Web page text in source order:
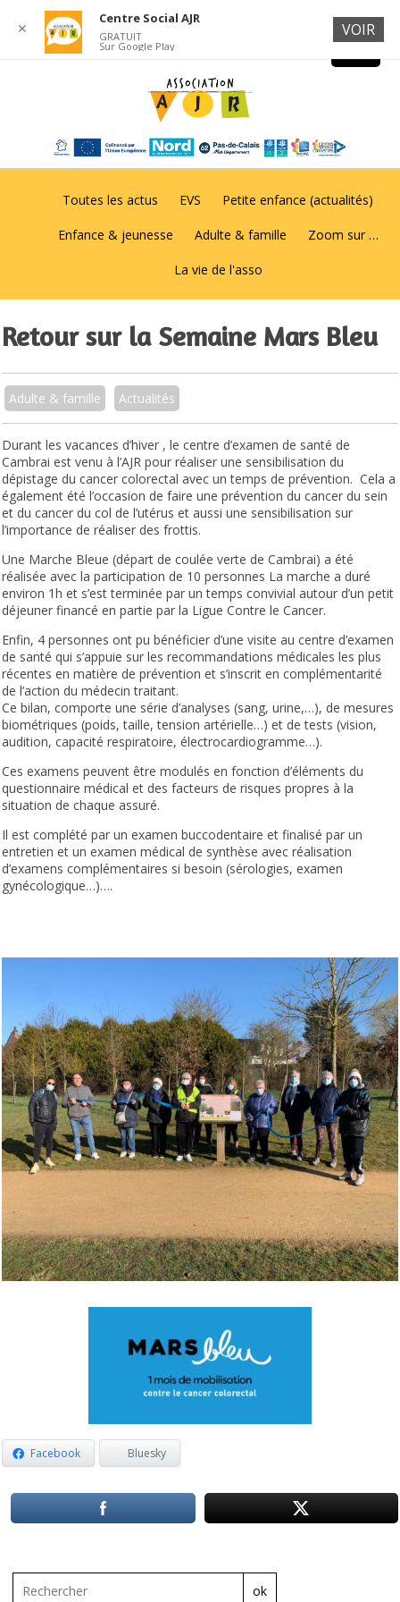
Toutes les actus EVS Petite enfance (actualités)
Enfance & jeunesse Adulte & famille Zoom sur …
La vie de l'asso
Retour sur la Semaine Mars Bleu
Adulte & famille Actualités
Durant les vacances d’hiver , le centre d’examen de santé de
Cambrai est venu à l’AJR pour réaliser une sensibilisation du
dépistage du cancer colorectal avec un temps de prévention. Cela a
également été l’occasion de faire une prévention du cancer du sein
et du cancer du col de l’utérus et aussi une sensibilisation sur
l’importance de réaliser des frottis.
Une Marche Bleue (départ de coulée verte de Cambrai) a été
réalisée avec la participation de 10 personnes La marche a duré
environ 1h et s’est terminée par un temps convivial autour d’un petit
déjeuner financé en partie par la Ligue Contre le Cancer.
Enfin, 4 personnes ont pu bénéficier d’une visite au centre d’examen
de santé qui s’appuie sur les recommandations médicales les plus
récentes en matière de prévention et s’inscrit en complémentarité
de l’action du médecin traitant.
Ce bilan, comporte une série d’analyses (sang, urine,…), de mesures
biométriques (poids, taille, tension artérielle…) et de tests (vision,
audition, capacité respiratoire, électrocardiogramme…).
Ces examens peuvent être modulés en fonction d’éléments du
questionnaire médical et des facteurs de risques propres à la
situation de chaque assuré.
Il est complété par un examen buccodentaire et finalisé par un
entretien et un examen médical de synthèse avec réalisation
d’examens complémentaires si besoin (sérologies, examen
gynécologique…)….
Facebook Bluesky
ok
✕
Centre Social AJR
GRATUIT
Sur Google Play
VOIR